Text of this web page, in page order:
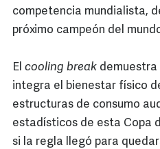
competencia mundialista,
próximo campeón del
El cooling break
integra el bienestar físico
estructuras de consumo
estadísticos de esta Copa
si la regla llegó para